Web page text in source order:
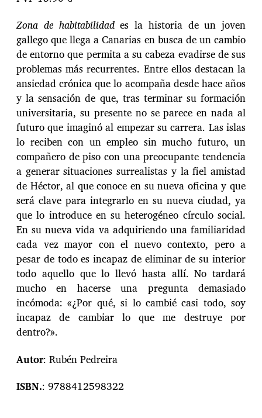
Zona de habitabilidades la historia de un joven
gallego que llega a Canarias en busca de un cambio
de entorno que permita a su cabeza evadirse de sus
problemas más recurrentes. Entre ellos destacan la
ansiedad crónica que lo acompaña desde hace años
y la sensación de que, tras terminar su formación
universitaria, su presente no se parece en nada al
futuro que imaginó al empezar su carrera. Las islas
lo reciben con un empleo sin mucho futuro, un
compañero de piso con una preocupante tendencia
a generar situaciones surrealistas y la fiel amistad
de Héctor, al que conoce en su nueva oficina y que
será clave para integrarlo en su nueva ciudad, ya
que lo introduce en su heterogéneo círculo social.
En su nueva vida va adquiriendo una familiaridad
cada vez mayor con el nuevo contexto, pero a
pesar de todo es incapaz de eliminar de su interior
todo aquello que lo llevó hasta allí. No tardará
mucho en hacerse una pregunta demasiado
incómoda: «¿Por qué, si lo cambié casi todo, soy
incapaz de cambiar lo que me destruye por
dentro?».
Autor: Rubén Pedreira
ISBN.: 9788412598322